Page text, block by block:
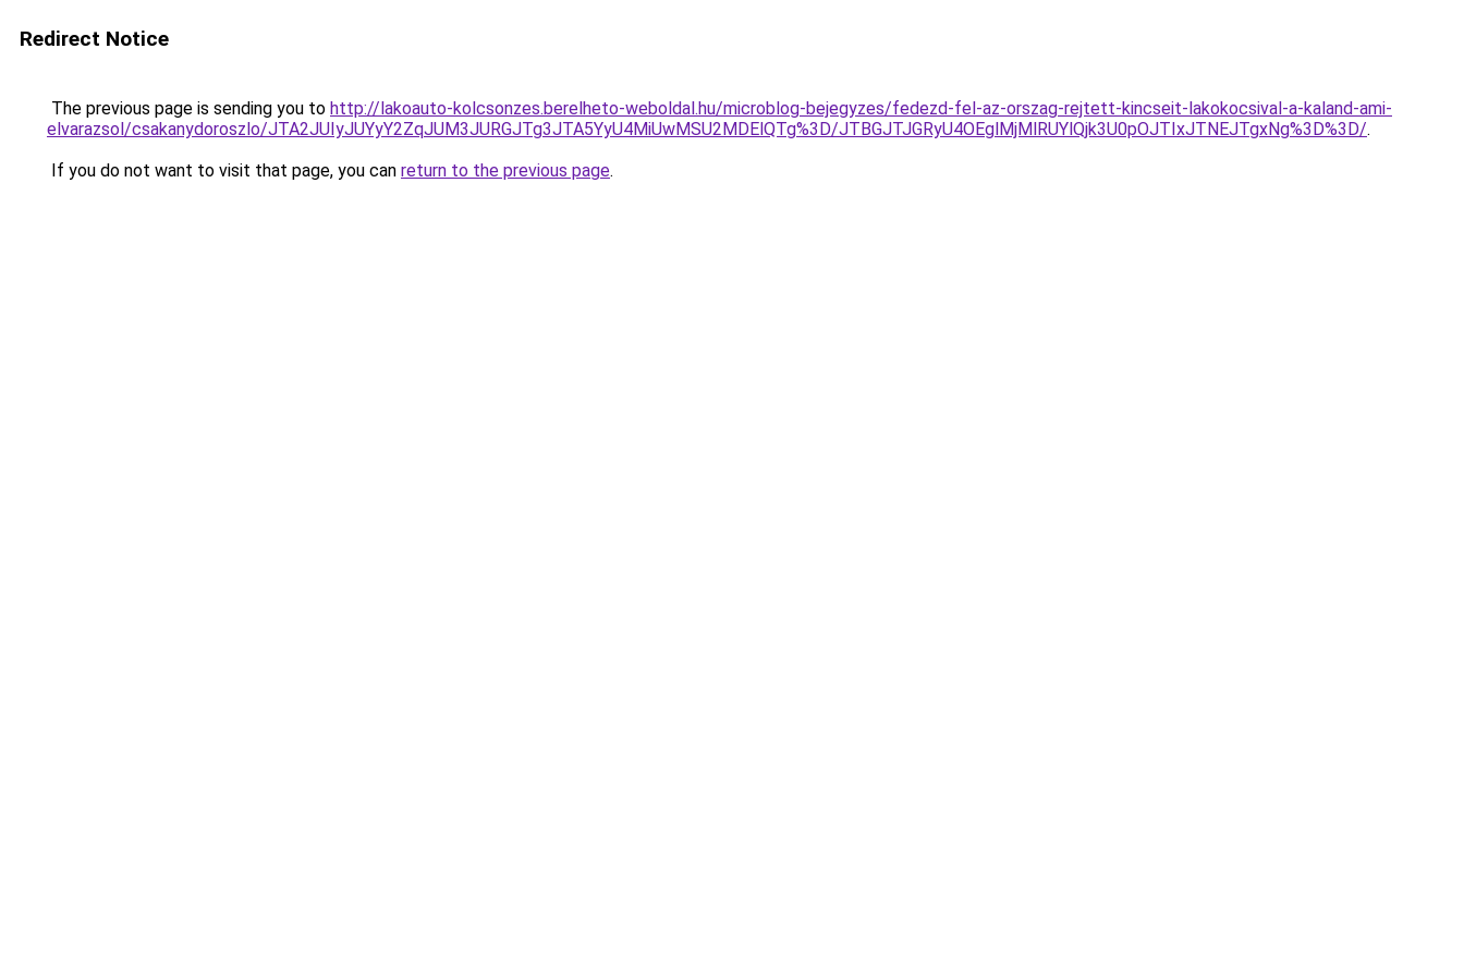
Redirect Notice
The previous page is sending you to http://lakoauto-kolcsonzes.berelheto-weboldal.hu/microblog-bejegyzes/fedezd-fel-az-orszag-rejtett-kincseit-lakokocsival-a-kaland-ami-
elvarazsol/csakanydoroszlo/JTA2JUIyJUYyY2ZqJUM3JURGJTg3JTA5YyU4MiUwMSU2MDElQTg%3D/JTBGJTJGRyU4OEglMjMlRUYlQjk3U0pOJTIxJTNEJTgxNg%3D%3D/.
If you do not want to visit that page, you can return to the previous page.